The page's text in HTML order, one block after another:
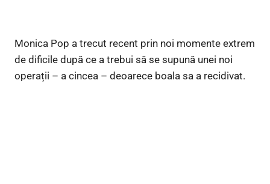
Monica Pop a trecut recent prin noi momente extrem
de dificile după ce a trebui să se supună unei noi
operații – a cincea – deoarece boala sa a recidivat.